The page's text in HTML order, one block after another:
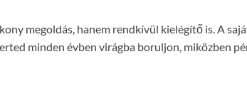
megoldás, hanem rendkívül kielégítő is. A
minden évben virágba boruljon, miközben